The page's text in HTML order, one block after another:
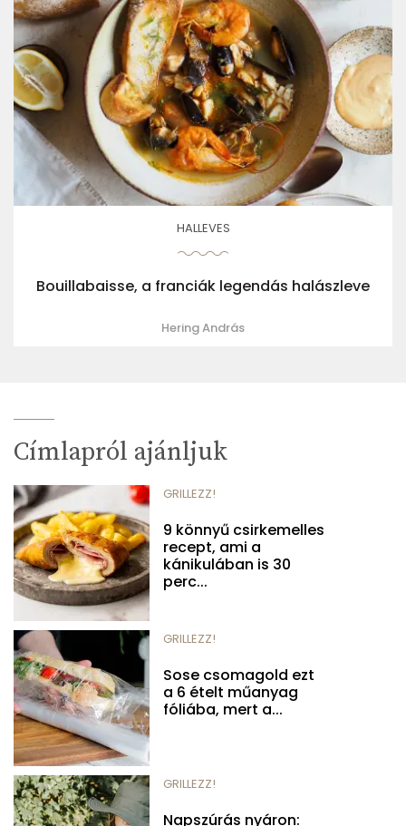
HALLEVES
Bouillabaisse, a franciák legendás halászleve
Hering András
Címlapról ajánljuk
GRILLEZZ!
9 könnyű csirkemelles
recept, ami a
kánikulában is 30
perc...
GRILLEZZ!
Sose csomagold ezt
a 6 ételt műanyag
fóliába, mert a...
GRILLEZZ!
Napszúrás nyáron: